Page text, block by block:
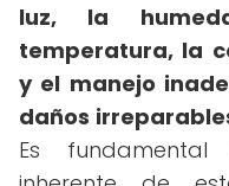
luz, la
temperatura, la
y el manejo
daños
Es